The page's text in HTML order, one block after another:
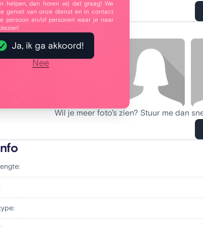
helpen, dan horen wij dat graag! We
geniet van onze dienst en in contact
persoon en/of personen waar je naar
Ja, ik ga akkoord!
Nee
Wil je meer foto's zien? Stuur me dan